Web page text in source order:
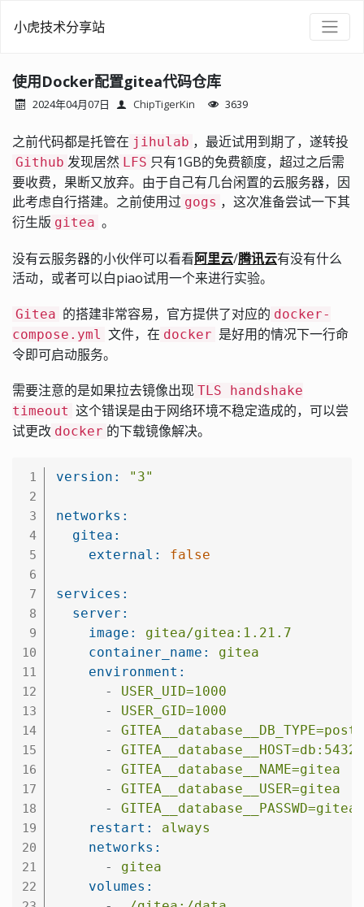
小虎技术分享站
使用Docker配置gitea代码仓库
2024年04月07日 ChipTigerKin 3639
之前代码都是托管在 jihulab ，最近试用到期了，遂转投
Github 发现居然 LFS 只有1GB的免费额度，超过之后需
要收费，果断又放弃。由于自己有几台闲置的云服务器，因
此考虑自行搭建。之前使用过 gogs ，这次准备尝试一下其
衍生版 gitea 。
没有云服务器的小伙伴可以看看阿里云/腾讯云有没有什么
活动，或者可以白piao试用一个来进行实验。
Gitea 的搭建非常容易，官方提供了对应的 docker-
compose.yml 文件，在 docker 是好用的情况下一行命
令即可启动服务。
需要注意的是如果拉去镜像出现 TLS handshake
timeout 这个错误是由于网络环境不稳定造成的，可以尝
试更改 docker 的下载镜像解决。
1
2
3
4
5
6
7
8
9
10
11
12
13
14
15
16
17
18
19
20
21
22
version: "3"
networks:
gitea:
external:
false
services:
server:
image:
gitea/gitea:1.21.7
container_name:
gitea
environment:
-
USER_UID=1000
-
USER_GID=1000
-
-
GITEA__database__HOST=db:5432
-
GITEA__database__NAME=gitea
-
GITEA__database__USER=gitea
-
GITEA__database__PASSWD=gitea
restart:
always
networks:
-
gitea
volumes: